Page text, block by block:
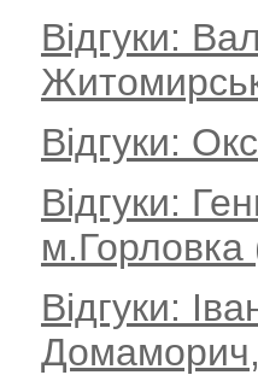
Відгуки:
Відгуки:
Відгуки:
Відгуки:
Домаморич,